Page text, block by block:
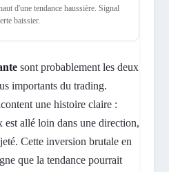
d'une tendance haussière. Signal
baissier.
sont probablement les deux
importants du trading.
une histoire claire :
est allé loin dans une direction,
Cette inversion brutale en
que la tendance pourrait